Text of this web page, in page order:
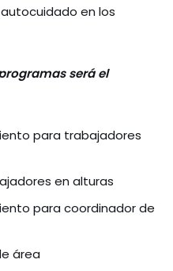
en los
será el
para trabajadores
en alturas
para coordinador de
área